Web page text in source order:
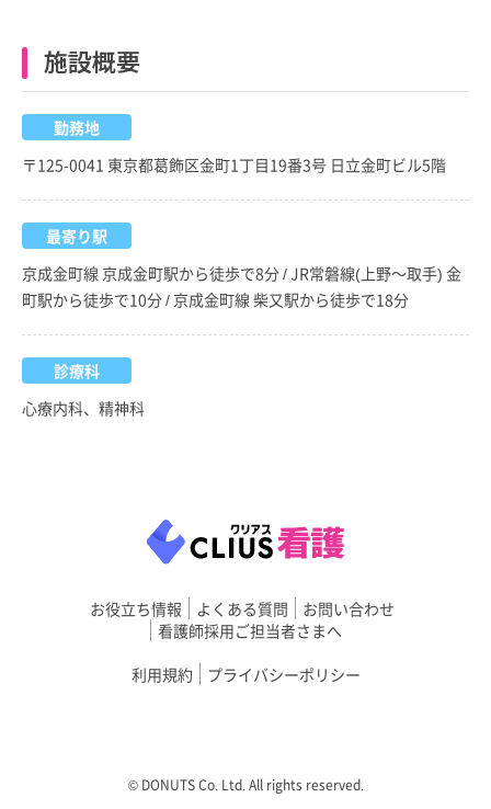
施設概要
勤務地
〒125-0041 東京都葛飾区金町1丁目19番3号 日立金町ビル5階
最寄り駅
京成金町線 京成金町駅から徒歩で8分 / JR常磐線(上野～取手) 金
町駅から徒歩で10分 / 京成金町線 柴又駅から徒歩で18分
診療科
心療内科、精神科
お役立ち情報 よくある質問
お問い合わせ
看護師採用ご担当者さまへ
利用規約
プライバシーポリシー
©︎ DONUTS Co. Ltd. All rights reserved.